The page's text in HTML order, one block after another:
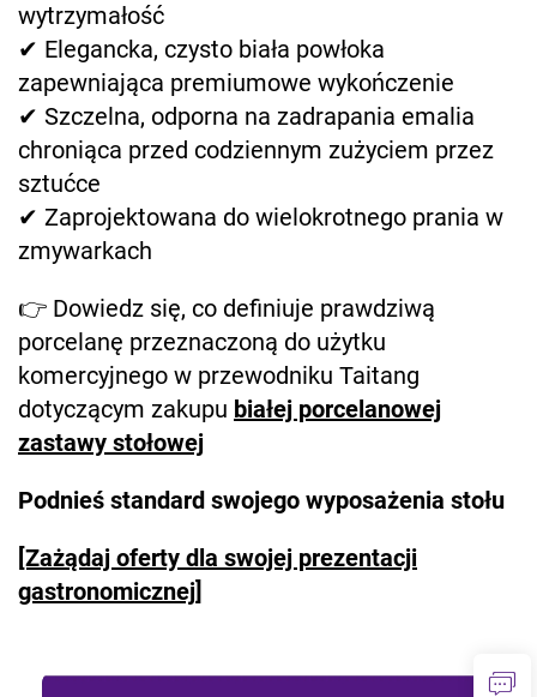
wytrzymałość
✔ Elegancka, czysto biała powłoka
zapewniająca premiumowe wykończenie
✔ Szczelna, odporna na zadrapania emalia
chroniąca przed codziennym zużyciem przez
sztućce
✔ Zaprojektowana do wielokrotnego prania w
zmywarkach
👉 Dowiedz się, co definiuje prawdziwą
porcelanę przeznaczoną do użytku
komercyjnego w przewodniku Taitang
dotyczącym zakupu białej porcelanowej
zastawy stołowej
Podnieś standard swojego wyposażenia stołu
[Zażądaj oferty dla swojej prezentacji
gastronomicznej]